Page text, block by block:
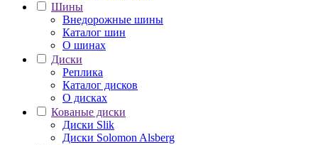
Шины
Внедорожные шины
Каталог шин
О шинах
Диски
Реплика
Каталог дисков
О дисках
Кованые диски
Диски Slik
Диски Solomon Alsberg